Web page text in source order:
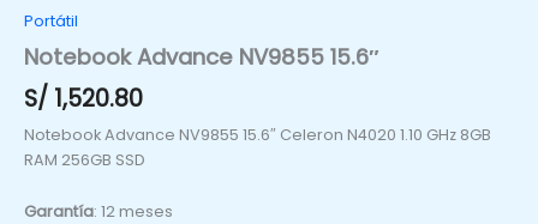
Portátil
Notebook Advance NV9855 15.6″
S/ 1,520.80
Notebook Advance NV9855 15.6″ Celeron N4020 1.10 GHz 8GB
RAM 256GB SSD
Garantía: 12 meses